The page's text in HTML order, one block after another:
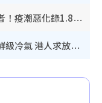
奪命寄生蟲｜食生菜狂瀉首現死者！疫潮惡化錄1.8萬宗病例 揭洗菜3大謬誤
內地客歎港人唔識老！揭港鐵保鮮級冷氣 港人求放過：咪投訴